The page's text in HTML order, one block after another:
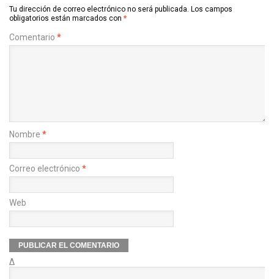
Tu dirección de correo electrónico no será publicada. Los campos
obligatorios están marcados con *
Comentario *
Nombre *
Correo electrónico *
Web
Δ